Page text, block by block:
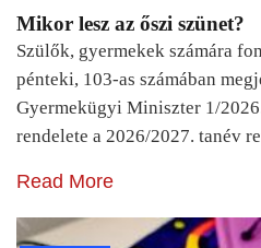
Mikor lesz az őszi szünet?
Szülők, gyermekek számára
pénteki, 103-as számában
Gyermekügyi Miniszter 1/
rendelete a 2026/2027. tanév
Read More